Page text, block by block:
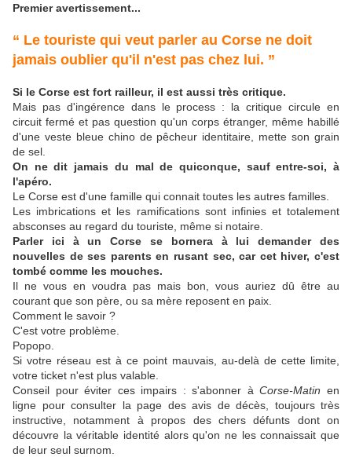
Premier avertissement...
“ Le touriste qui veut parler au Corse ne doit
jamais oublier qu'il n'est pas chez lui. ”
Si le Corse est fort railleur, il est aussi très critique.
Mais pas d'ingérence dans le process : la critique circule en
circuit fermé et pas question qu'un corps étranger, même habillé
d'une veste bleue chino de pêcheur identitaire, mette son grain
de sel.
On ne dit jamais du mal de quiconque, sauf entre-soi, à
l'apéro.
Le Corse est d'une famille qui connait toutes les autres familles.
Les imbrications et les ramifications sont infinies et totalement
absconses au regard du touriste, même si notaire.
Parler ici à un Corse se bornera à lui demander des
nouvelles de ses parents en rusant sec, car cet hiver, c'est
tombé comme les mouches.
Il ne vous en voudra pas mais bon, vous auriez dû être au
courant que son père, ou sa mère reposent en paix.
Comment le savoir ?
C'est votre problème.
Popopo.
Si votre réseau est à ce point mauvais, au-delà de cette limite,
votre ticket n'est plus valable.
Conseil pour éviter ces impairs : s'abonner àCorse-Matin en
ligne pour consulter la page des avis de décès, toujours très
instructive, notamment à propos des chers défunts dont on
découvre la véritable identité alors qu'on ne les connaissait que
de leur seul surnom.